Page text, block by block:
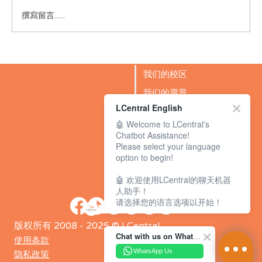
撰寫留言......
我们的校区
我们的愿景
成功故事
BLOG
版权所有 2008 - 2025 © LCentral
使用条款
隐私政策
Chat with us on WhatsApp Channel
WhatsApp Us
LCentral English
🤖 Welcome to LCentral's
Chatbot Assistance!
Please select your language
option to begin!
🤖 欢迎使用LCentral的聊天机器
人助手！
请选择您的语言选项以开始！